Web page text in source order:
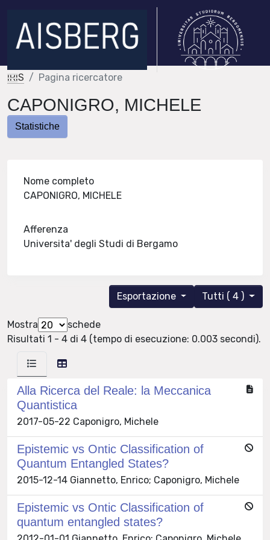
IRIS Pagina ricercatore
CAPONIGRO, MICHELE
Statistiche
Nome completo
CAPONIGRO, MICHELE
Afferenza
Universita' degli Studi di Bergamo
Tutti ( 4 )
Esportazione
Mostra
schede
Risultati 1 - 4 di 4 (tempo di esecuzione: 0.003 secondi).
Alla Ricerca del Reale: la Meccanica
Quantistica
2017-05-22 Caponigro, Michele
Epistemic vs Ontic Classification of
Quantum Entangled States?
2015-12-14 Giannetto, Enrico; Caponigro, Michele
Epistemic vs Ontic Classification of
quantum entangled states?